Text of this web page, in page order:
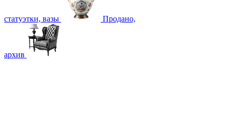
статуэтки, вазы Продано,
архив